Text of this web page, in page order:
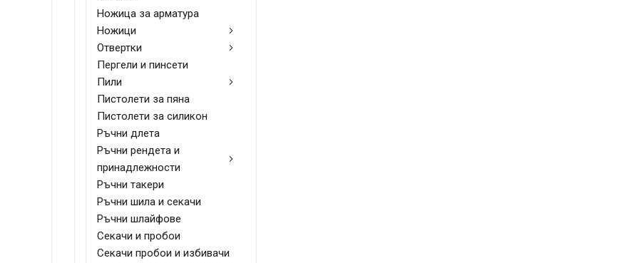
Ножица за арматура
Ножици
Отвертки
Пергели и пинсети
Пили
Пистолети за пяна
Пистолети за силикон
Ръчни длета
Ръчни рендета и
принадлежности
Ръчни такери
Ръчни шила и секачи
Ръчни шлайфове
Секачи и пробои
Секачи пробои и избивачи